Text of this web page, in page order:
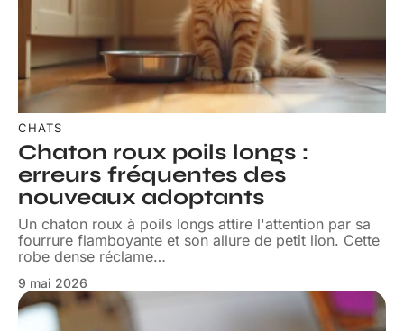
CHATS
Chaton roux poils longs :
erreurs fréquentes des
nouveaux adoptants
Un chaton roux à poils longs attire l'attention par sa
fourrure flamboyante et son allure de petit lion. Cette
robe dense réclame…
9 mai 2026